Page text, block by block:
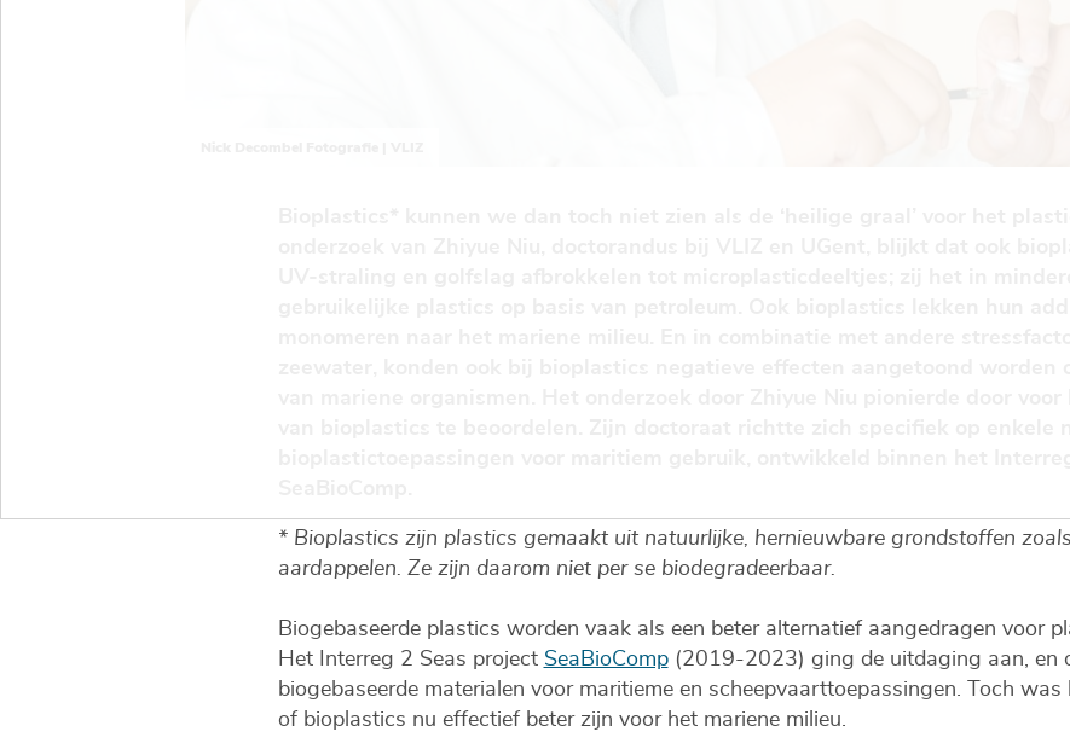
* Bioplastics zijn plastics gemaakt uit natuurlijke, hernieuwbare grondstoffen
aardappelen. Ze zijn daarom niet per se biodegradeerbaar.
Biogebaseerde plastics worden vaak als een beter alternatief aangedragen voor
Het Interreg 2 Seas project SeaBioComp(2019-2023) ging de uitdaging aan, en
biogebaseerde materialen voor maritieme en scheepvaarttoepassingen. Toch
of bioplastics nu effectief beter zijn voor het mariene milieu.